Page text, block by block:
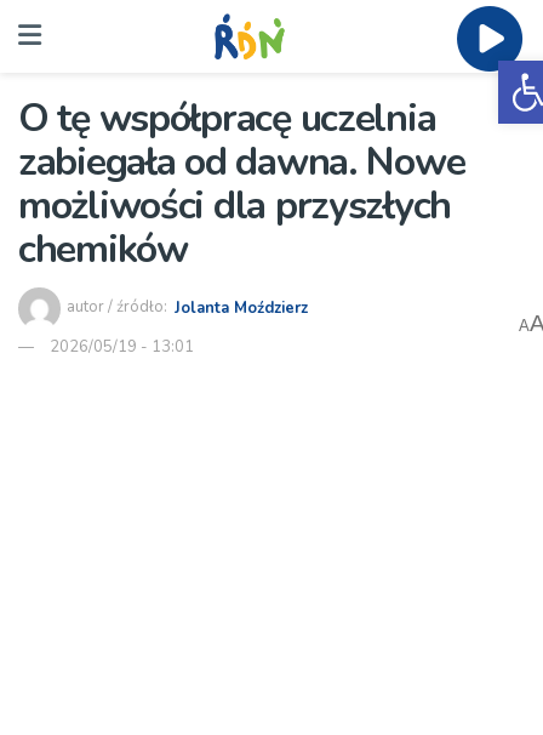
O tę współpracę uczelnia
zabiegała od dawna. Nowe
możliwości dla przyszłych
chemików
autor / źródło: Jolanta Moździerz
2026/05/19 - 13:01
A